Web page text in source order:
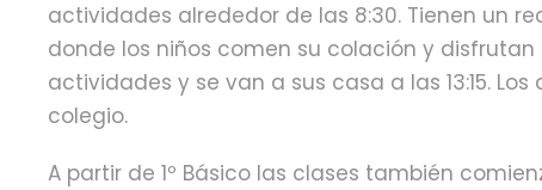
actividades alrededor de las 8:30. Tienen un
donde los niños comen su colación y disfrutan
actividades y se van a sus casa a las 13:15.
colegio.
A partir de 1º Básico las clases también